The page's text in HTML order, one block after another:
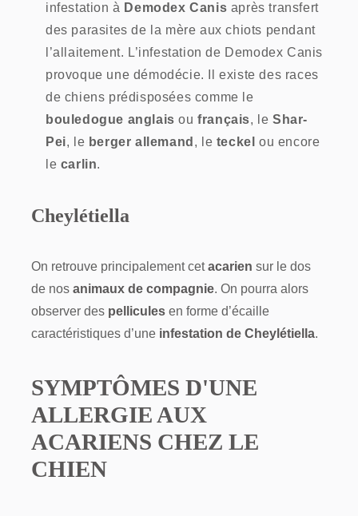
infestation à Demodex Canis après transfert
des parasites de la mère aux chiots pendant
l’allaitement. L’infestation de Demodex Canis
provoque une démodécie. Il existe des races
de chiens prédisposées comme le
bouledogue anglais oufrançais, leShar-
Pei, le berger allemand , le teckel ou encore
le carlin.
Cheylétiella
On retrouve principalement cetacarien sur le dos
de nos animaux de compagnie. On pourra alors
observer des pellicules en forme d’écaille
caractéristiques d’une infestation de Cheylétiella.
SYMPTÔMES D'UNE
ALLERGIE AUX
ACARIENS CHEZ LE
CHIEN